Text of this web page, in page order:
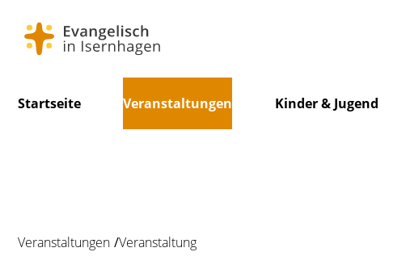
überspringen
Startseite Veranstaltungen Kinder & Jugend
Veranstaltungen Veranstaltung